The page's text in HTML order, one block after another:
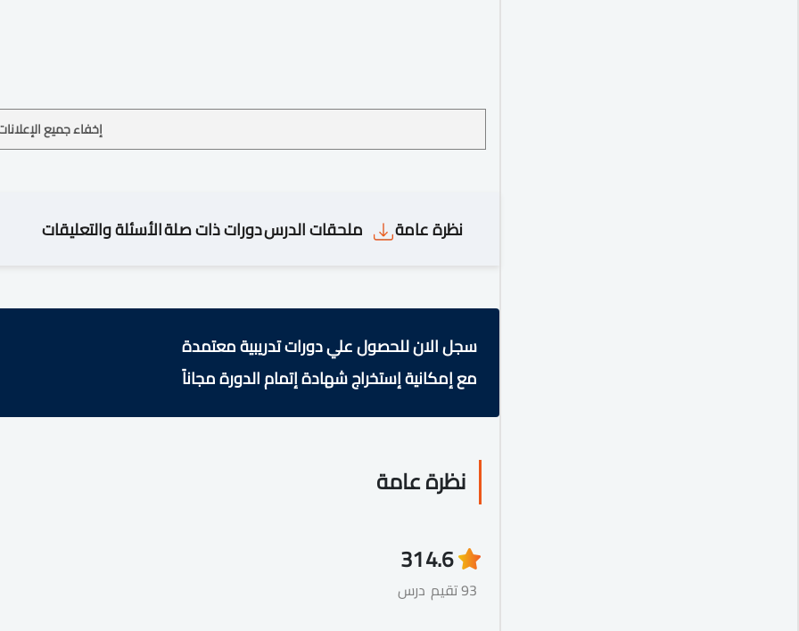
إخفاء جميع
نظرة عامة ملحقات الدرسدورات ذات صلةالأسئلة والتعليقات
سجل الان للحصول علي دورات تدريبية معتمدة
مع إمكانية إستخراج شهادة إتمام الدورة مجاناً
نظرة عامة
4.6
93 تقيم
31
درس